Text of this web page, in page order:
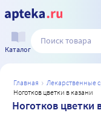
Каталог
главная лекарственные
ноготков цветки в казани
Ноготков цветки